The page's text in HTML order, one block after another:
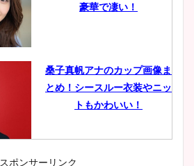
豪華で凄い！
桑子真帆アナのカップ画像ま
とめ！シースルー衣装やニッ
トもかわいい！
スポンサーリンク